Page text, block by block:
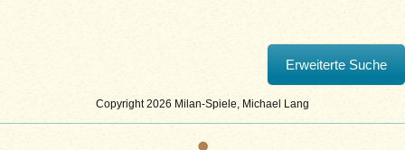
Copyright 2026 Milan-Spiele, Michael Lang